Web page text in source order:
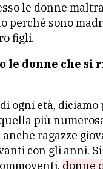
le donne
perché sono
figli.
le donne che si
ogni età, diciamo
più
ragazze
con gli anni.
donne